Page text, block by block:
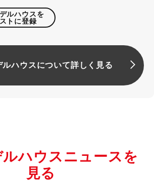
ルハウスを
トに登録
ルハウスについて詳しく見る
ハウスニュースを
見る